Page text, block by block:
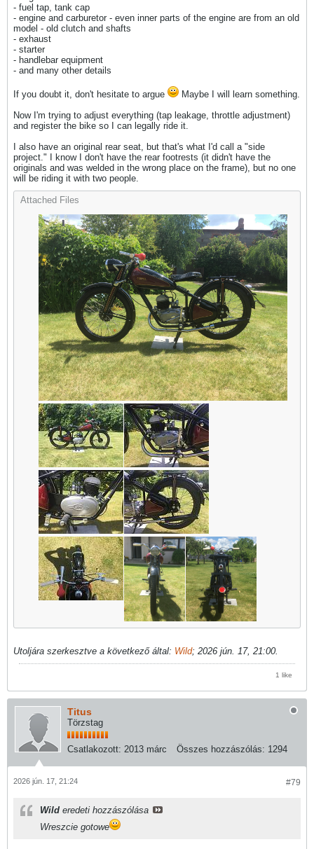
- fuel tap, tank cap
- engine and carburetor - even inner parts of the engine are from an old
model - old clutch and shafts
- exhaust
- starter
- handlebar equipment
- and many other details
If you doubt it, don't hesitate to argue
Maybe I will learn something.
Now I'm trying to adjust everything (tap leakage, throttle adjustment)
and register the bike so I can legally ride it.
I also have an original rear seat, but that's what I'd call a "side
project." I know I don't have the rear footrests (it didn't have the
originals and was welded in the wrong place on the frame), but no one
will be riding it with two people.
Attached Files
Utoljára szerkesztve a következő által: Wild; 2026 jún. 17, 21:00.
1 like
Titus
Törzstag
Csatlakozott: 2013 márc Összes hozzászólás: 1294
#79
2026 jún. 17, 21:24
Wild eredeti hozzászólása
Wreszcie gotowe